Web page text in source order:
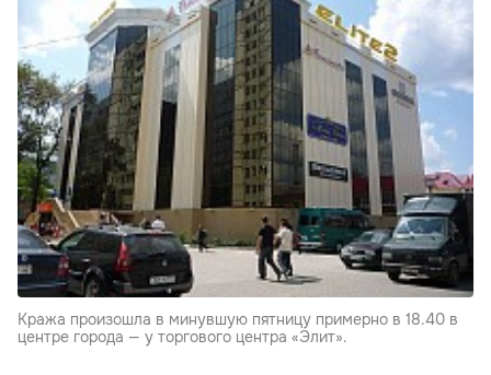
Кража произошла в минувшую пятницу примерно в 18.40 в
центре города — у торгового центра «Элит».